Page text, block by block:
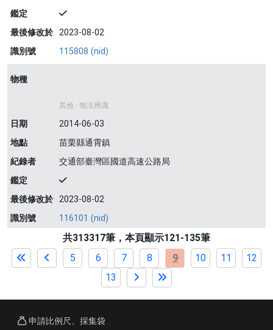
鑑定
最後修改於 2023-08-02
識別號
115808 (nid)
物種
其他 - 無法辨識
日期
2014-06-03
地點
苗栗縣通霄鎮
紀錄者
交通部臺灣區國道高速公路局
鑑定
最後修改於 2023-08-02
識別號
116101 (nid)
共313317筆，本頁顯示121-135筆
5
6 7 8 9 10 11
12
13
申請比例尺、採集袋